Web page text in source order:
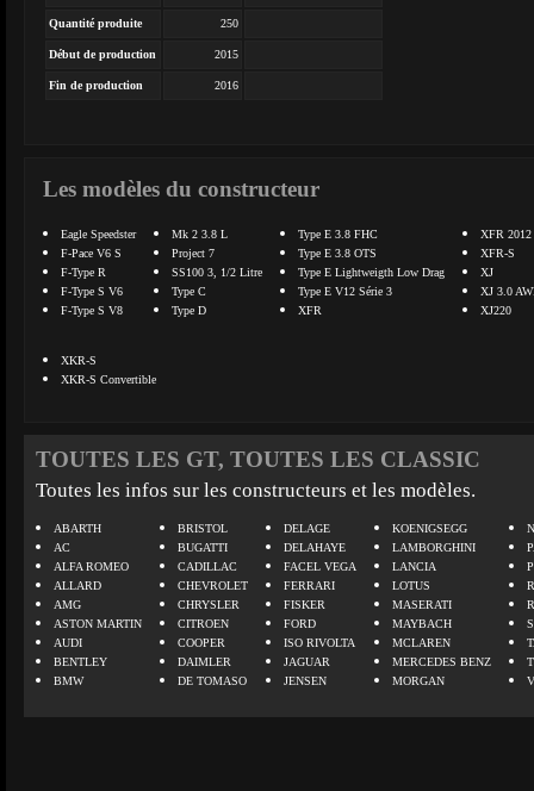
Quantité produite 250
Début de production 2015
Fin de production 2016
Les modèles du constructeur
Eagle Speedster
F-Pace V6 S
F-Type R
F-Type S V6
F-Type S V8
Mk 2 3.8 L
Project 7
SS100 3, 1/2 Litre
Type C
Type D
Type E 3.8 FHC
Type E 3.8 OTS
Type E Lightweigth Low Drag
Type E V12 Série 3
XFR
XFR 2012
XFR-S
XJ
XJ 3.0
XJ220
XKR-S
XKR-S Convertible
TOUTES LES GT, TOUTES LES CLASSIC
Toutes les infos sur les constructeurs et les modèles.
ABARTH
AC
ALFA ROMEO
ALLARD
AMG
ASTON MARTIN
AUDI
BENTLEY
BMW
BRISTOL
BUGATTI
CADILLAC
CHEVROLET
CHRYSLER
CITROEN
COOPER
DAIMLER
DE TOMASO
DELAGE
DELAHAYE
FACEL VEGA
FERRARI
FISKER
FORD
ISO RIVOLTA
JAGUAR
JENSEN
KOENIGSEGG
LAMBORGHINI
LANCIA
LOTUS
MASERATI
MAYBACH
MCLAREN
MERCEDES BENZ
MORGAN